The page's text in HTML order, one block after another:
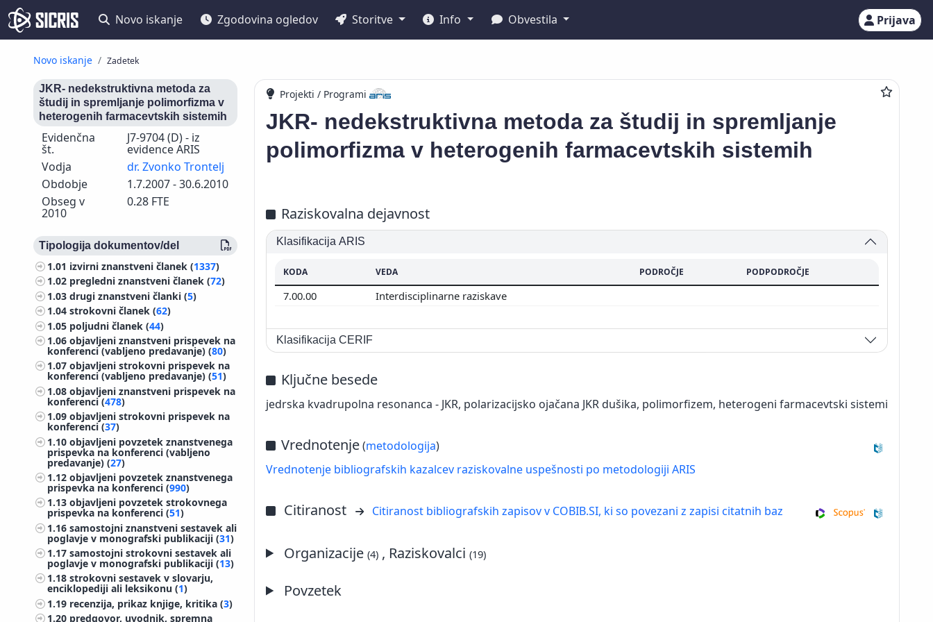
Novo iskanje Zgodovina ogledov Storitve Info Obvestila Prijava
Novo iskanje Zadetek
JKR- nedekstruktivna metoda za
študij in spremljanje polimorfizma v
heterogenih farmacevtskih sistemih
Evidenčna
št.
J7-9704 (D) - iz
evidence ARIS
Vodja
dr. Zvonko Trontelj
Obdobje
1.7.2007 - 30.6.2010
Obseg v
2010
0.28 FTE
Tipologija dokumentov/del
1.01 izvirni znanstveni članek (1337)
1.02 pregledni znanstveni članek (72)
1.03drugi znanstveni članki (5)
1.04strokovni članek (62)
1.05 poljudni članek (44)
1.06objavljeni znanstveni prispevek na
konferenci (vabljeno predavanje) (80)
1.07objavljeni strokovni prispevek na
konferenci (vabljeno predavanje) (51)
1.08objavljeni znanstveni prispevek na
konferenci (478)
1.09objavljeni strokovni prispevek na
konferenci (37)
1.10objavljeni povzetek znanstvenega
prispevka na konferenci (vabljeno
predavanje) (27)
1.12objavljeni povzetek znanstvenega
prispevka na konferenci (990)
1.13objavljeni povzetek strokovnega
prispevka na konferenci (51)
1.16samostojni znanstveni sestavek ali
poglavje v monografski publikaciji (31)
1.17samostojni strokovni sestavek ali
poglavje v monografski publikaciji (13)
1.18strokovni sestavek v slovarju,
enciklopediji ali leksikonu (1)
1.19 recenzija, prikaz knjige, kritika (3)
1.20 predgovor, uvodnik, spremna
Projekti / Programi
JKR- nedekstruktivna metoda za študij in spremljanje
polimorfizma v heterogenih farmacevtskih sistemih
Raziskovalna dejavnost
Klasifikacija ARIS
KODA VEDA PODROČJE PODPODROČJE
7.00.00 Interdisciplinarne raziskave
Klasifikacija CERIF
Ključne besede
jedrska kvadrupolna resonanca - JKR, polarizacijsko ojačana JKR dušika, polimorfizem, heterogeni farmacevtski sistemi
Vrednotenje(metodologija)
Vrednotenje bibliografskih kazalcev raziskovalne uspešnosti po metodologiji ARIS
Citiranost Citiranost bibliografskih zapisov v COBIB.SI, ki so povezani z zapisi citatnih baz
Organizacije(4) , Raziskovalci(19)
Povzetek